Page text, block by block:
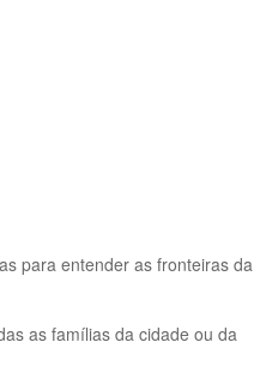
para entender as fronteiras da
as famílias da cidade ou da